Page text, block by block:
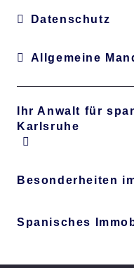
Datenschutz
Allgemeine
Ihr Anwalt für
Karlsruhe
Besonderheiten
Spanisches